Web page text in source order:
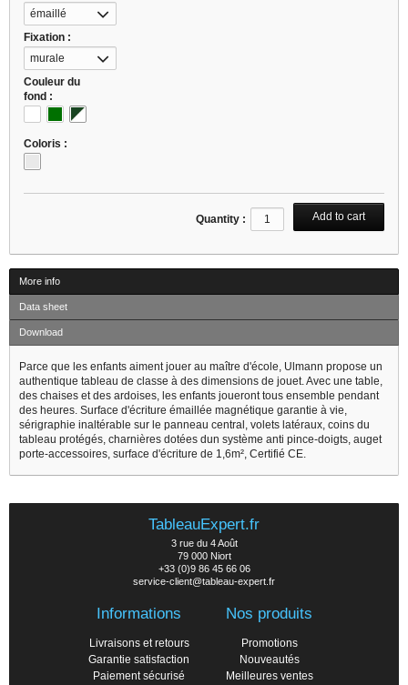
émaillé
Fixation :
murale
Couleur du
fond :
Coloris :
Quantity :
More info
Data sheet
Download
Parce que les enfants aiment jouer au maître d'école, Ulmann propose un
authentique tableau de classe à des dimensions de jouet. Avec une table,
des chaises et des ardoises, les enfants joueront tous ensemble pendant
des heures. Surface d'écriture émaillée magnétique garantie à vie,
sérigraphie inaltérable sur le panneau central, volets latéraux, coins du
tableau protégés, charnières dotées dun système anti pince-doigts, auget
porte-accessoires, surface d'écriture de 1,6m², Certifié CE.
TableauExpert.fr
3 rue du 4 Août
79 000 Niort
+33 (0)9 86 45 66 06
service-client@tableau-expert.fr
Informations
Livraisons et retours
Garantie satisfaction
Paiement sécurisé
Nos produits
Promotions
Nouveautés
Meilleures ventes